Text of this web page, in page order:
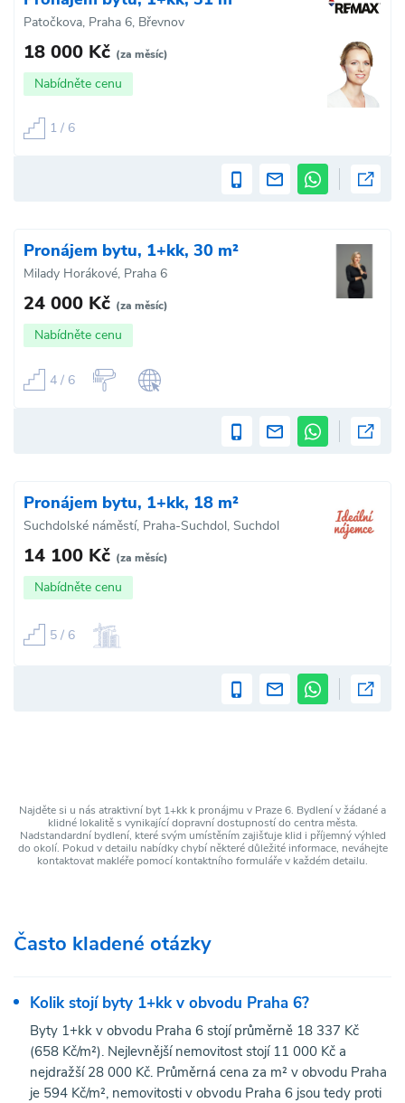
Patočkova, Praha 6, Břevnov
18 000 Kč (za měsíc)
Nabídněte cenu
1 / 6
Pronájem bytu, 1+kk, 30 m²
Milady Horákové, Praha 6
24 000 Kč (za měsíc)
Nabídněte cenu
4 / 6
Pronájem bytu, 1+kk, 18 m²
Suchdolské náměstí, Praha-Suchdol, Suchdol
14 100 Kč (za měsíc)
Nabídněte cenu
5 / 6
Najděte si u nás atraktivní byt 1+kk k pronájmu v Praze 6. Bydlení v žádané a
klidné lokalitě s vynikající dopravní dostupností do centra města.
Nadstandardní bydlení, které svým umístěním zajišťuje klid i příjemný výhled
do okolí. Pokud v detailu nabídky chybí některé důležité informace, neváhejte
kontaktovat makléře pomocí kontaktního formuláře v každém detailu.
Často kladené otázky
Kolik stojí byty 1+kk v obvodu Praha 6?
Byty 1+kk v obvodu Praha 6 stojí průměrně 18 337 Kč
(658 Kč/m²). Nejlevnější nemovitost stojí 11 000 Kč a
nejdražší 28 000 Kč. Průměrná cena za m² v obvodu Praha
je 594 Kč/m², nemovitosti v obvodu Praha 6 jsou tedy proti